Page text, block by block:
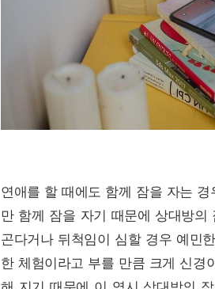
연애를 할 때에도 함께 잠을 자는
만 함께 잠을 자기 때문에 상대방의
곤다거나 뒤척임이 심할 경우 예민
한 체험이라고 부를 만큼 크게 신경